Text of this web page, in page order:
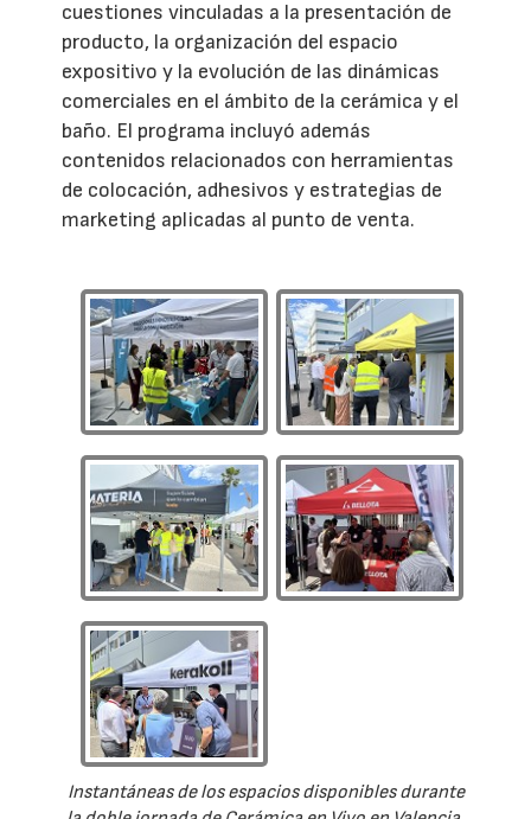
cuestiones vinculadas a la presentación de
producto, la organización del espacio
expositivo y la evolución de las dinámicas
comerciales en el ámbito de la cerámica y el
baño. El programa incluyó además
contenidos relacionados con herramientas
de colocación, adhesivos y estrategias de
marketing aplicadas al punto de venta.
Instantáneas de los espacios disponibles durante